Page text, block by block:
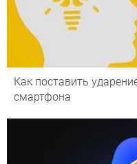
Как поставить
смартфона